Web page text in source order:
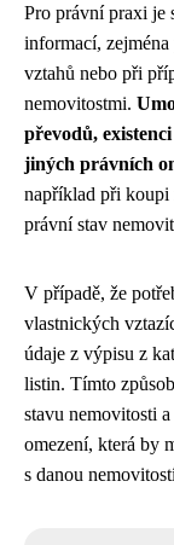
Pro právní praxi je
informací,
vztahů nebo při
nemovitostmi.
převodů,
jiných právních
například při koupi
právní stav
V případě, že
vlastnických
údaje z výpisu z
listin. Tímto
stavu nemovitosti
omezení, která by
s danou